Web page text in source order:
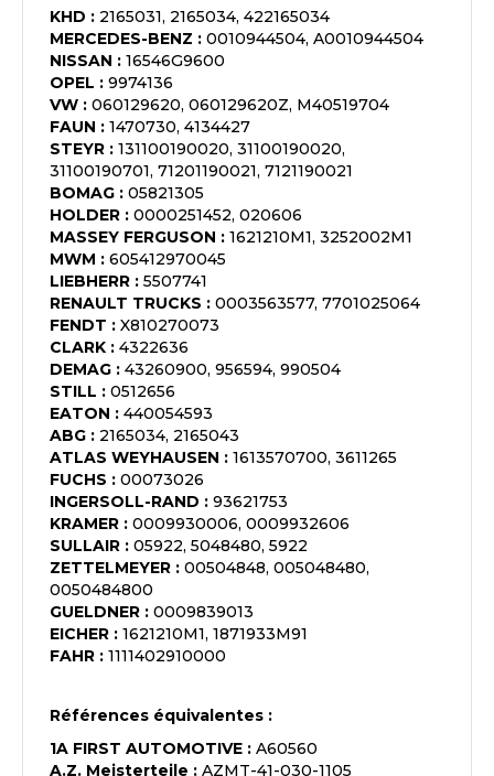
KHD : 2165031, 2165034, 422165034
MERCEDES-BENZ : 0010944504, A0010944504
NISSAN : 16546G9600
OPEL : 9974136
VW : 060129620, 060129620Z, M40519704
FAUN : 1470730, 4134427
STEYR : 131100190020, 31100190020,
31100190701, 71201190021, 7121190021
BOMAG : 05821305
HOLDER : 0000251452, 020606
MASSEY FERGUSON : 1621210M1, 3252002M1
MWM : 605412970045
LIEBHERR : 5507741
RENAULT TRUCKS : 0003563577, 7701025064
FENDT : X810270073
CLARK : 4322636
DEMAG : 43260900, 956594, 990504
STILL : 0512656
EATON : 440054593
ABG : 2165034, 2165043
ATLAS WEYHAUSEN : 1613570700, 3611265
FUCHS : 00073026
INGERSOLL-RAND : 93621753
KRAMER : 0009930006, 0009932606
SULLAIR : 05922, 5048480, 5922
ZETTELMEYER : 00504848, 005048480,
0050484800
GUELDNER : 0009839013
EICHER : 1621210M1, 1871933M91
FAHR : 1111402910000
Références équivalentes :
1A FIRST AUTOMOTIVE : A60560
A.Z. Meisterteile : AZMT-41-030-1105